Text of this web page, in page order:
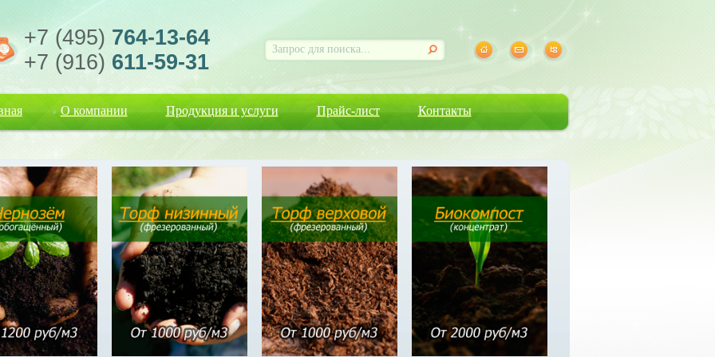
+7 (495) 764-13-64
+7 (916) 611-59-31
О компании Продукция и услуги Прайс-лист Контакты